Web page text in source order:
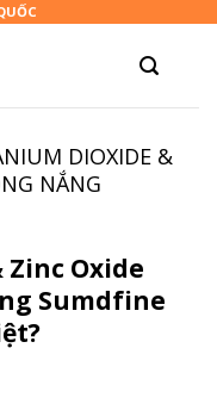
DIOXIDE &
NẮNG
Oxide
Sumdfine